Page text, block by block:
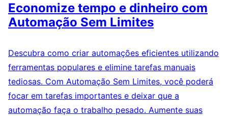
Economize tempo e dinheiro com
Automação Sem Limites
Descubra como criar automações eficientes utilizando
ferramentas populares e elimine tarefas manuais
tediosas. Com Automação Sem Limites, você poderá
focar em tarefas importantes e deixar que a
automação faça o trabalho pesado. Aumente suas